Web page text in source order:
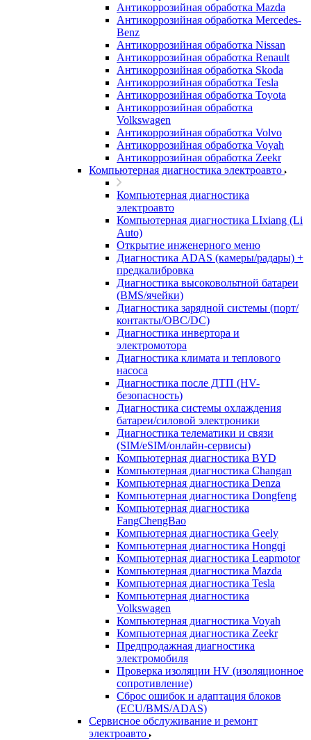
Антикоррозийная обработка Mazda
Антикоррозийная обработка Mercedes-
Benz
Антикоррозийная обработка Nissan
Антикоррозийная обработка Renault
Антикоррозийная обработка Skoda
Антикоррозийная обработка Tesla
Антикоррозийная обработка Toyota
Антикоррозийная обработка
Volkswagen
Антикоррозийная обработка Volvo
Антикоррозийная обработка Voyah
Антикоррозийная обработка Zeekr
Компьютерная диагностика электроавто
Компьютерная диагностика
электроавто
Компьютерная диагностика LIxiang (Li
Auto)
Открытие инженерного меню
Диагностика ADAS (камеры/радары) +
предкалибровка
Диагностика высоковольтной батареи
(BMS/ячейки)
Диагностика зарядной системы (порт/
контакты/OBC/DC)
Диагностика инвертора и
электромотора
Диагностика климата и теплового
насоса
Диагностика после ДТП (HV-
безопасность)
Диагностика системы охлаждения
батареи/силовой электроники
Диагностика телематики и связи
(SIM/eSIM/онлайн-сервисы)
Компьютерная диагностика BYD
Компьютерная диагностика Changan
Компьютерная диагностика Denza
Компьютерная диагностика Dongfeng
Компьютерная диагностика
FangChengBao
Компьютерная диагностика Geely
Компьютерная диагностика Hongqi
Компьютерная диагностика Leapmotor
Компьютерная диагностика Mazda
Компьютерная диагностика Tesla
Компьютерная диагностика
Volkswagen
Компьютерная диагностика Voyah
Компьютерная диагностика Zeekr
Предпродажная диагностика
электромобиля
Проверка изоляции HV (изоляционное
сопротивление)
Сброс ошибок и адаптация блоков
(ECU/BMS/ADAS)
Сервисное обслуживание и ремонт
электроавто